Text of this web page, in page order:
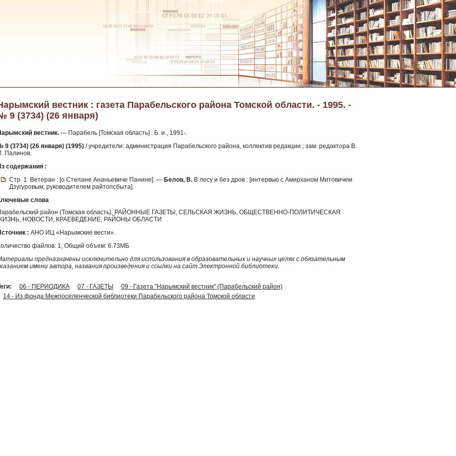
вестник : газета Парабельского района Томской области. - 1995. -
9 (3734) (26 января)
вестник. — Парабель [Томская область] : Б. и., 1991-.
9 (3734) (26 января) (1995) / учредители: администрация Парабельского района, коллектив редакции ; зам. редактора В.
Палинов.
содержания :
Стр. 1: Ветеран : [о Степане Ананьевиче Панине]. — Белов, В. В лесу и без дров : [интервью с Амирханом Митовичем
Дзугуровым, руководителем райтопсбыта].
слова
район (Томская область), РАЙОННЫЕ ГАЗЕТЫ, СЕЛЬСКАЯ ЖИЗНЬ, ОБЩЕСТВЕННО-ПОЛИТИЧЕСКАЯ
НОВОСТИ, КРАЕВЕДЕНИЕ, РАЙОНЫ ОБЛАСТИ
: АНО ИЦ «Нарымские вести».
файлов: 1; Общий объем: 6.73МБ
предназначены исключительно для использования в образовательных и научных целях с обязательным
имени автора, названия произведения и ссылки на сайт Электронной библиотеки.
06 - ПЕРИОДИКА 07 - ГАЗЕТЫ
09 - Газета "Нарымский вестник" (Парабельский район)
14 - Из фонда Межпоселенческой библиотеки Парабельского района Томской области